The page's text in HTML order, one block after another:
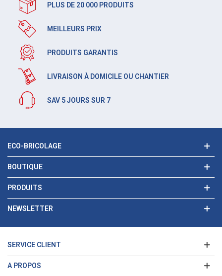
PLUS DE 20 000 PRODUITS
MEILLEURS PRIX
PRODUITS GARANTIS
LIVRAISON À DOMICILE OU CHANTIER
SAV 5 JOURS SUR 7
ECO-BRICOLAGE
BOUTIQUE
PRODUITS
NEWSLETTER
SERVICE CLIENT
A PROPOS